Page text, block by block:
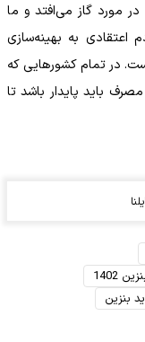
مورد گاز می‌افتد و ما
اعتقادی به بهینه‌سازی
در تمام کشورهایی که
باید پایدار باشد تا
ایلنا
1402
بنزین